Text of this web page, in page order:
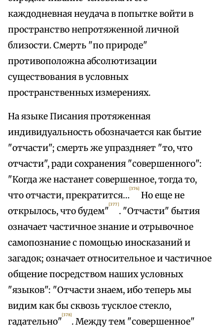
каждодневная неудача в попытке войти в
пространство непротяженной личной
близости. Смерть "по природе"
противоположна абсолютизации
существования в условных
пространственных измерениях.
На языке Писания протяженная
индивидуальность обозначается как бытие
"отчасти"; смерть же упраздняет "то, что
отчасти", ради сохранения "совершенного":
"Когда же настанет совершенное, тогда то,
что отчасти, прекратится…
[376]
Но еще не
открылось, что будем"
[377]
. "Отчасти" бытия
означает частичное знание и отрывочное
самопознание с помощью иносказаний и
загадок; означает относительное и частичное
общение посредством наших условных
"языков": "Отчасти знаем, ибо теперь мы
видим как бы сквозь тусклое стекло,
гадательно"
[378]
. Между тем "совершенное"